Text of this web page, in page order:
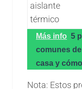
aislante
térmico
Más info 5
comunes
casa y
Nota: Estos